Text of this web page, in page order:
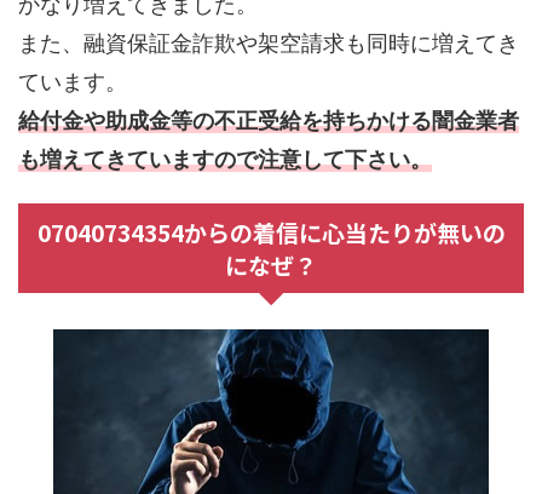
また、融資保証金詐欺や架空請求も同時に増えてき
ています。
給付金や助成金等の不正受給を持ちかける闇金業者
も増えてきていますので注意して下さい。
07040734354からの着信に心当たりが無いの
になぜ？